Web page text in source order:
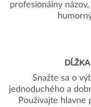
profesionálny
Snažte sa o
jednoduchého a
Používajte hlavne